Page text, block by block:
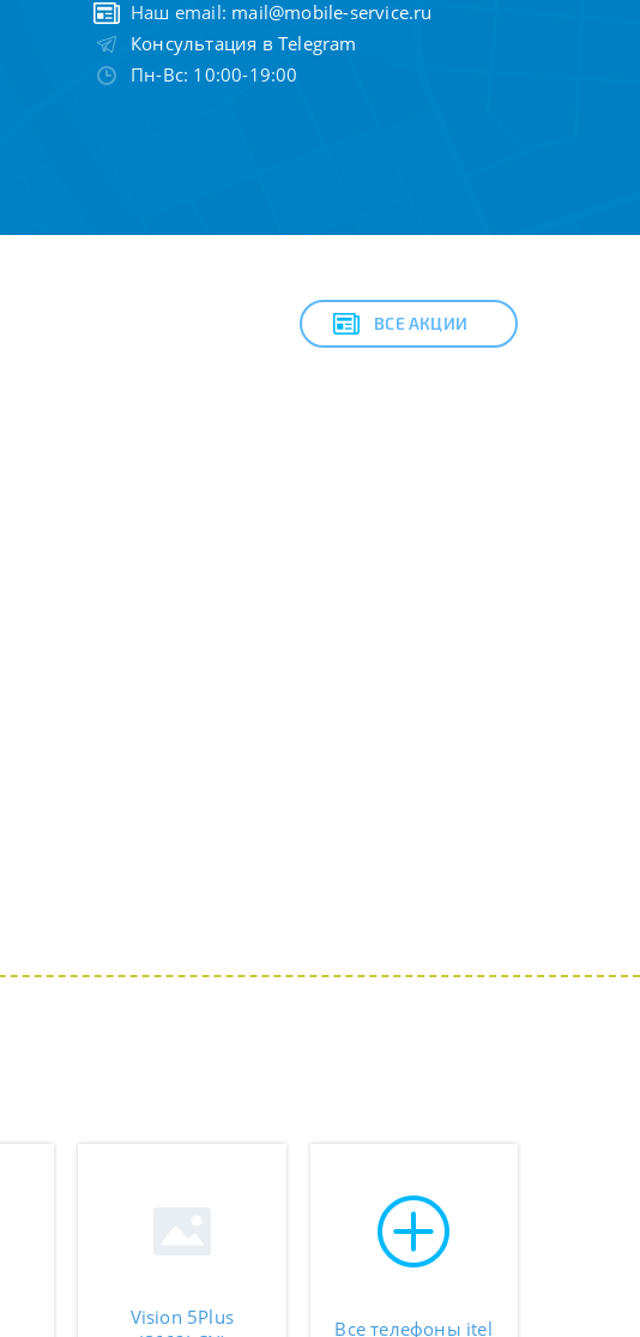
Наш email: mail@mobile-service.ru
Консультация в Telegram
Пн-Вс: 10:00-19:00
ВСЕ АКЦИИ
Vision 5Plus
Все телефоны itel